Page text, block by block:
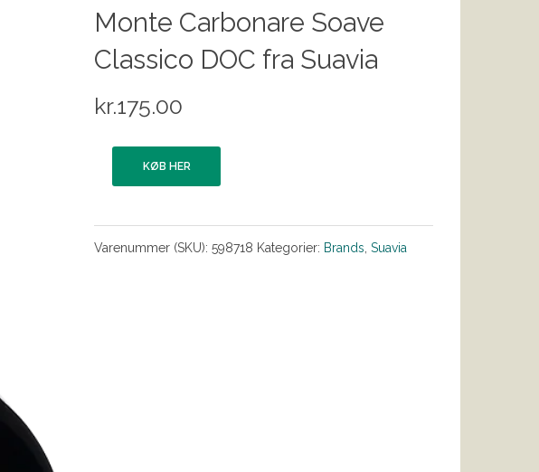
Monte Carbonare Soave
Classico DOC fra Suavia
kr.175.00
KØB HER
Varenummer (SKU): 598718 Kategorier: Brands Suavia